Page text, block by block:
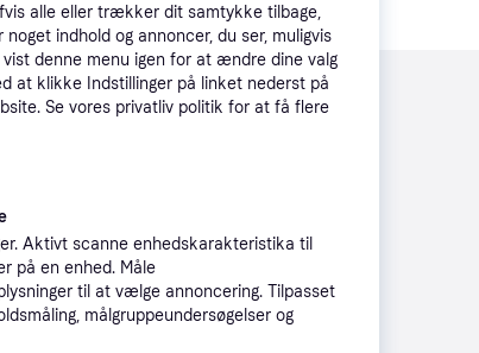
Promoveret
Laveste pris · 2-3 dage 88 kr.
alle eller trækker dit samtykke tilbage,
indhold og annoncer, du ser, muligvis
denne menu igen for at ændre dine valg
at klikke Indstillinger på linket nederst på
Se vores privatliv politik for at få flere
Aktivt scanne enhedskarakteristika til
på en enhed. Måle
til at vælge annoncering. Tilpasset
målgruppeundersøgelser og